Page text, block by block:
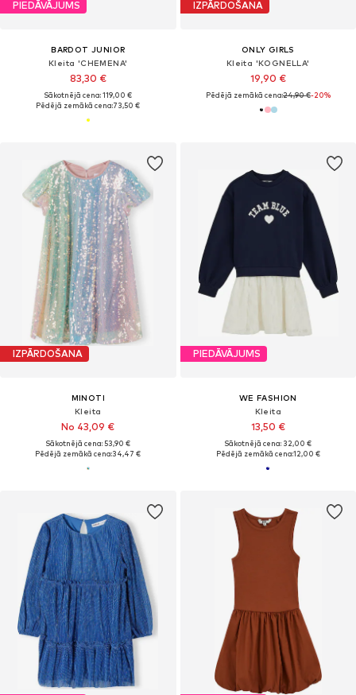
PIEDĀVĀJUMS
BARDOT JUNIOR
Kleita 'CHEMENA'
83,30 €
Sākotnējā cena: 119,00 €
Pēdējā zemākā cena:73,50 €
IZPĀRDOŠANA
ONLY GIRLS
Kleita 'KOGNELLA'
19,90 €
Pēdējā zemākā cena:24,90 €-20%
IZPĀRDOŠANA
MINOTI
Kleita
No 43,09 €
Sākotnējā cena: 53,90 €
Pēdējā zemākā cena:34,47 €
PIEDĀVĀJUMS
WE FASHION
Kleita
13,50 €
Sākotnējā cena: 32,00 €
Pēdējā zemākā cena:12,00 €